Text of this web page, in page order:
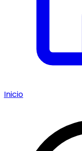
Inicio